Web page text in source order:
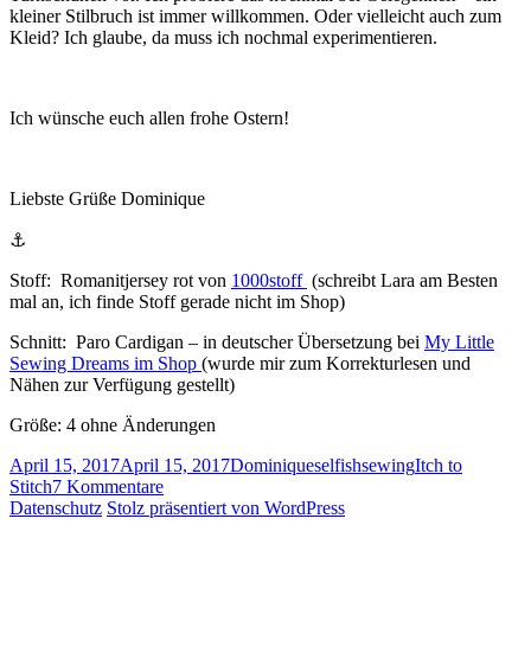
kleiner Stilbruch ist immer willkommen. Oder vielleicht auch zum
Kleid? Ich glaube, da muss ich nochmal experimentieren.
Ich wünsche euch allen frohe Ostern!
Liebste Grüße Dominique
⚓
Stoff: Romanitjersey rot von 1000stoff (schreibt Lara am Besten
mal an, ich finde Stoff gerade nicht im Shop)
Schnitt: Paro Cardigan – in deutscher Übersetzung bei My Little
Sewing Dreams im Shop (wurde mir zum Korrekturlesen und
Nähen zur Verfügung gestellt)
Größe: 4 ohne Änderungen
Veröffentlicht
am
April 15, 2017April 15, 2017Autor
DominiqueKategorien
selfishsewingSchlagwörter
Itch to
Stitch7 Kommentarezu
Paro
Datenschutz Stolz präsentiert von WordPress